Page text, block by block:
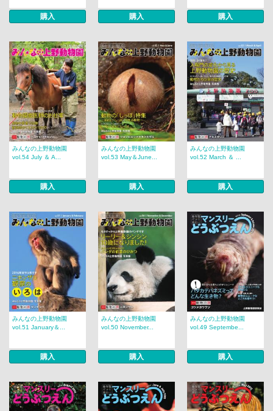
購入 購入 購入
みんなの上野動物園
vol.54 July ＆ A...
購入
みんなの上野動物園
vol.53 May＆June...
購入
みんなの上野動物園
vol.52 March ＆ ...
購入
みんなの上野動物園
vol.51 January＆...
購入
みんなの上野動物園
vol.50 November...
購入
みんなの上野動物園
vol.49 Septembe...
購入